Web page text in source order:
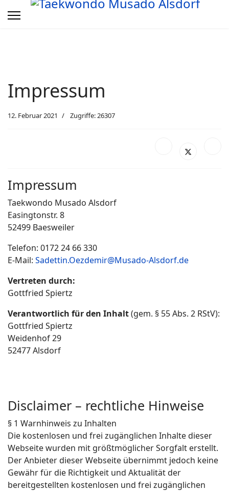
Impressum
12. Februar 2021 Zugriffe: 26307
Impressum
Taekwondo Musado Alsdorf
Easingtonstr. 8
52499 Baesweiler
Telefon: 0172 24 66 330
E-Mail: Sadettin.Oezdemir@Musado-Alsdorf.de
Vertreten durch:
Gottfried Spiertz
Verantwortlich für den Inhalt(gem. § 55 Abs. 2 RStV):
Gottfried Spiertz
Weidenhof 29
52477 Alsdorf
Disclaimer – rechtliche Hinweise
§ 1 Warnhinweis zu Inhalten
Die kostenlosen und frei zugänglichen Inhalte dieser
Webseite wurden mit größtmöglicher Sorgfalt erstellt.
Der Anbieter dieser Webseite übernimmt jedoch keine
Gewähr für die Richtigkeit und Aktualität der
bereitgestellten kostenlosen und frei zugänglichen